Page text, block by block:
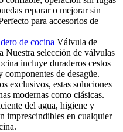
reparar o mejorar sin
para accesorios de
de cocina Válvula de
Nuestra selección de válvulas
incluye duraderos cestos
componentes de desagüe.
exclusivos, estas soluciones
modernas como clásicas.
del agua, higiene y
imprescindibles en cualquier